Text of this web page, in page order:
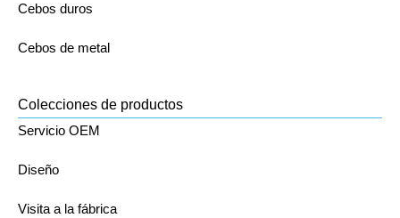
Cebos duros
Cebos de metal
Colecciones de productos
Servicio OEM
Diseño
Visita a la fábrica